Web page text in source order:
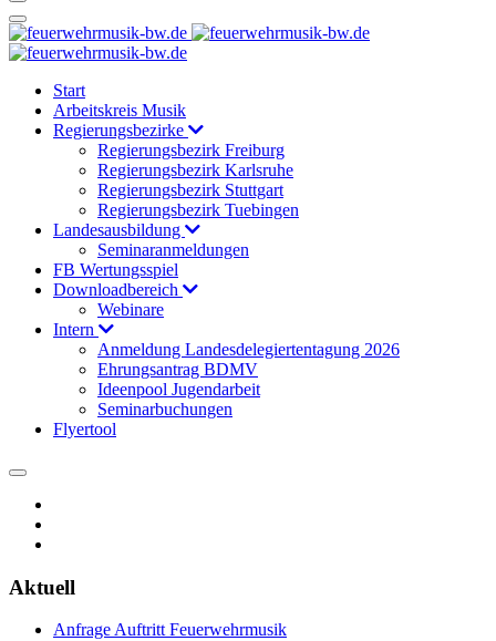
Start
Arbeitskreis Musik
Regierungsbezirke
Regierungsbezirk Freiburg
Regierungsbezirk Karlsruhe
Regierungsbezirk Stuttgart
Regierungsbezirk Tuebingen
Landesausbildung
Seminaranmeldungen
FB Wertungsspiel
Downloadbereich
Webinare
Intern
Anmeldung Landesdelegiertentagung 2026
Ehrungsantrag BDMV
Ideenpool Jugendarbeit
Seminarbuchungen
Flyertool
Aktuell
Anfrage Auftritt Feuerwehrmusik